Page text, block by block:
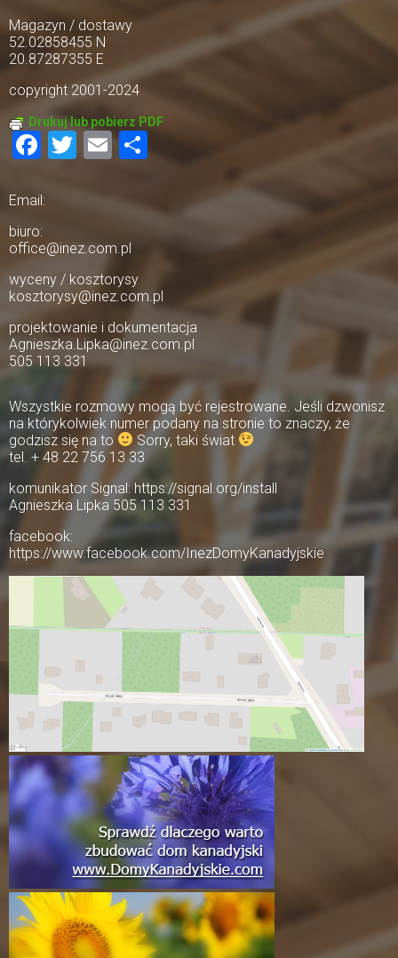
Magazyn / dostawy
52.02858455 N
20.87287355 E
copyright 2001-2024
Drukuj lub pobierz PDF
Facebook
Twitter
Email
Share
Email:
biuro:
office@inez.com.pl
wyceny / kosztorysy
kosztorysy@inez.com.pl
projektowanie i dokumentacja
Agnieszka.Lipka@inez.com.pl
505 113 331
Wszystkie rozmowy mogą być rejestrowane. Jeśli dzwonisz
na którykolwiek numer podany na stronie to znaczy, że
godzisz się na to
Sorry, taki świat
tel. + 48 22 756 13 33
komunikator Signal: https://signal.org/install
Agnieszka Lipka 505 113 331
facebook:
https://www.facebook.com/InezDomyKanadyjskie